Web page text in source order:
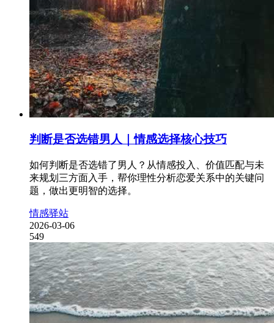
判断是否选错男人｜情感选择核心技巧
如何判断是否选错了男人？从情感投入、价值匹配与未
来规划三方面入手，帮你理性分析恋爱关系中的关键问
题，做出更明智的选择。
情感驿站
2026-03-06
549